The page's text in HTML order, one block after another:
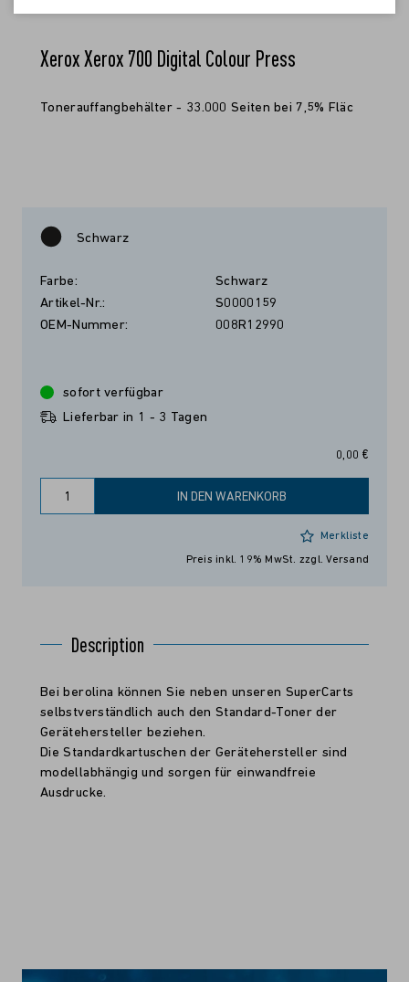
Xerox Xerox 700 Digital Colour Press
Tonerauffangbehälter - 33.000 Seiten bei 7,5% Fläc
Schwarz
Farbe:
Schwarz
Artikel-Nr.:
S0000159
OEM-Nummer:
008R12990
0,00 €
sofort verfügbar
Lieferbar in 1 - 3 Tagen
IN DEN WARENKORB
Merkliste
Preis inkl. 19% MwSt. zzgl. Versand
Description
Bei berolina können Sie neben unseren SuperCarts
selbstverständlich auch den Standard-Toner der
Gerätehersteller beziehen.
Die Standardkartuschen der Gerätehersteller sind
modellabhängig und sorgen für einwandfreie
Ausdrucke.